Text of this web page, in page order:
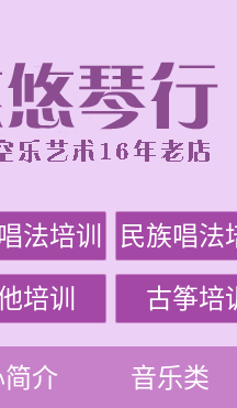
法培训 民族唱法
培训 古筝培
介 音乐类